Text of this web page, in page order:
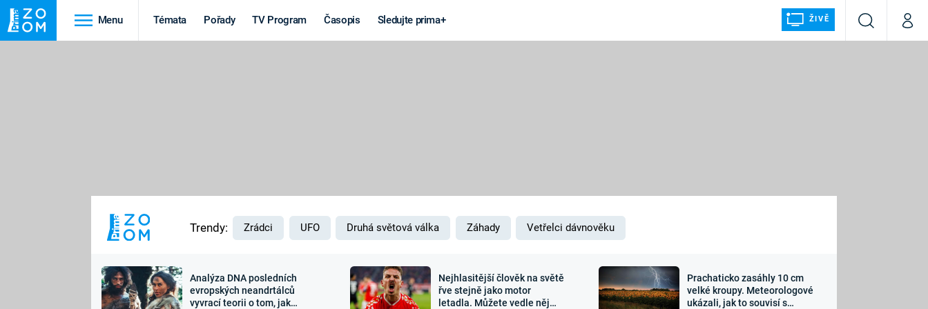
Menu Témata Pořady TV Program Časopis Sledujte prima+ ŽIVĚ
VyhledáváníMůj
MARS
Výročí
Záhady a
Zajímavosti Sledujte nás
Trendy: Zrádci UFO Druhá světová válka Záhady Vetřelci dávnověku
Analýza DNA posledních
evropských neandrtálců
vyvrací teorii o tom, jak
Nejhlasitější člověk na světě
řve stejně jako motor
letadla. Můžete vedle něj
Prachaticko zasáhly 10 cm
velké kroupy. Meteorologové
ukázali, jak to souvisí s